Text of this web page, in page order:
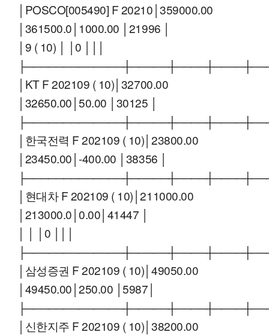
│POSCO[005490] F 20210│359000.00
│361500.0│1000.00 │21996 │
│9 ( 10) │ │0 │││
│KT F 202109 ( 10)│32700.00
│32650.00│50.00 │30125 │
│한국전력 F 202109 ( 10)│23800.00
│23450.00│-400.00 │38356 │
│현대차 F 202109 ( 10)│211000.00
│213000.0│0.00│41447 │
│ │ │0 │││
│삼성증권 F 202109 ( 10)│49050.00
│49450.00│250.00 │5987│
│신한지주 F 202109 ( 10)│38200.00